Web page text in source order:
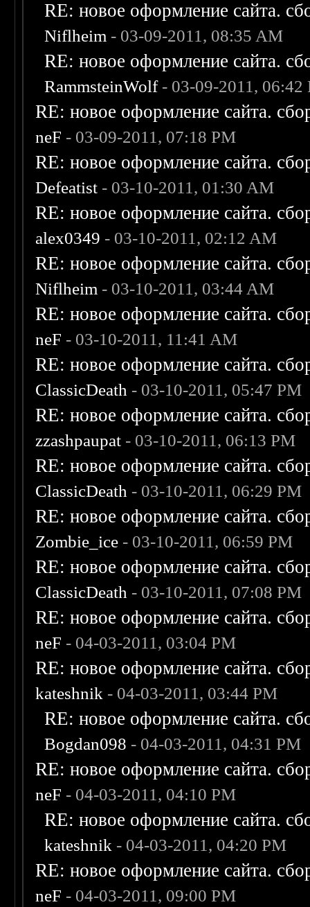
RE: новое оформление сайта.
Niflheim - 03-09-2011, 08:35 AM
RE: новое оформление сайта.
RammsteinWolf- 03-09-2011, 06:42
RE: новое оформление сайта.
neF - 03-09-2011, 07:18 PM
RE: новое оформление сайта.
Defeatist - 03-10-2011, 01:30 AM
RE: новое оформление сайта.
alex0349 - 03-10-2011, 02:12 AM
RE: новое оформление сайта.
Niflheim - 03-10-2011, 03:44 AM
RE: новое оформление сайта.
neF - 03-10-2011, 11:41 AM
RE: новое оформление сайта.
ClassicDeath - 03-10-2011, 05:47 PM
RE: новое оформление сайта.
zzashpaupat - 03-10-2011, 06:13 PM
RE: новое оформление сайта.
ClassicDeath - 03-10-2011, 06:29 PM
RE: новое оформление сайта.
Zombie_ice - 03-10-2011, 06:59 PM
RE: новое оформление сайта.
ClassicDeath - 03-10-2011, 07:08 PM
RE: новое оформление сайта.
neF - 04-03-2011, 03:04 PM
RE: новое оформление сайта.
kateshnik - 04-03-2011, 03:44 PM
RE: новое оформление сайта.
Bogdan098 - 04-03-2011, 04:31 PM
RE: новое оформление сайта.
neF - 04-03-2011, 04:10 PM
RE: новое оформление сайта.
kateshnik - 04-03-2011, 04:20 PM
RE: новое оформление сайта.
neF - 04-03-2011, 09:00 PM